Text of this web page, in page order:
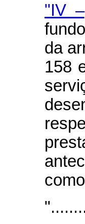
"IV –
da
158